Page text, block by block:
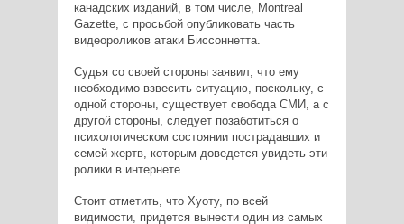
канадских изданий, в том числе, Montreal
Gazette, с просьбой опубликовать часть
видеороликов атаки Биссоннетта.
Судья со своей стороны заявил, что ему
необходимо взвесить ситуацию, поскольку, с
одной стороны, существует свобода СМИ, а с
другой стороны, следует позаботиться о
психологическом состоянии пострадавших и
семей жертв, которым доведется увидеть эти
ролики в интернете.
Стоит отметить, что Хуоту, по всей
видимости, придется вынести один из самых